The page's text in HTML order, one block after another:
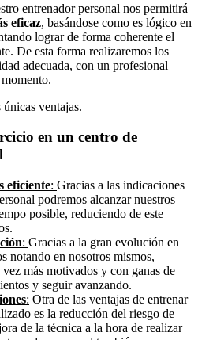
entrenador personal nos permitirá
eficaz, basándose como es lógico en
lograr de forma coherente el
De esta forma realizaremos los
adecuada, con un profesional
únicas ventajas.
en un centro de
eficiente: Gracias a las indicaciones
podremos alcanzar nuestros
posible, reduciendo de este
: Gracias a la gran evolución en
notando en nosotros mismos,
vez más motivados y con ganas de
y seguir avanzando.
: Otra de las ventajas de entrenar
es la reducción del riesgo de
de la técnica a la hora de realizar